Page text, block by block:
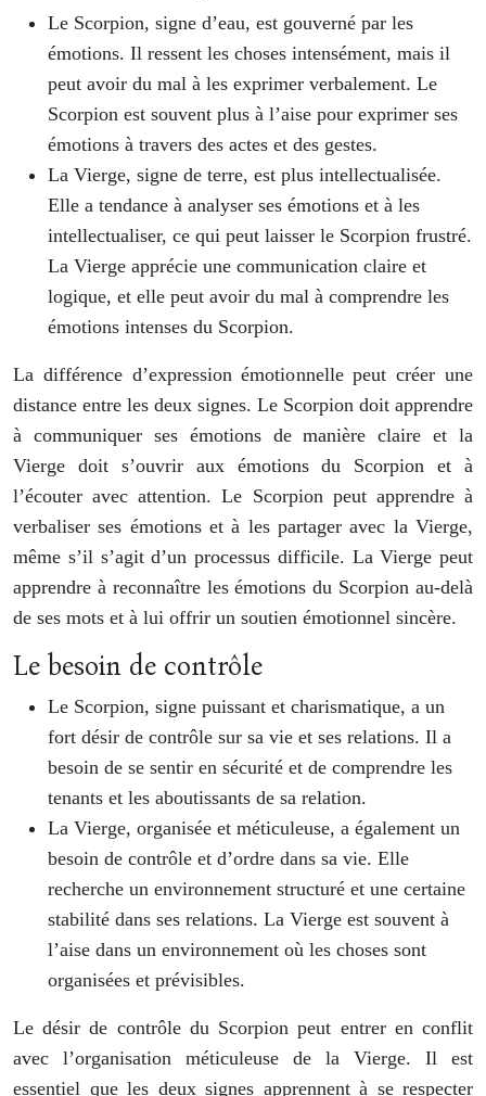
Le Scorpion, signe d’eau, est gouverné par les
émotions. Il ressent les choses intensément, mais il
peut avoir du mal à les exprimer verbalement. Le
Scorpion est souvent plus à l’aise pour exprimer ses
émotions à travers des actes et des gestes.
La Vierge, signe de terre, est plus intellectualisée.
Elle a tendance à analyser ses émotions et à les
intellectualiser, ce qui peut laisser le Scorpion frustré.
La Vierge apprécie une communication claire et
logique, et elle peut avoir du mal à comprendre les
émotions intenses du Scorpion.
La différence d’expression émotionnelle peut créer une
distance entre les deux signes. Le Scorpion doit apprendre
à communiquer ses émotions de manière claire et la
Vierge doit s’ouvrir aux émotions du Scorpion et à
l’écouter avec attention. Le Scorpion peut apprendre à
verbaliser ses émotions et à les partager avec la Vierge,
même s’il s’agit d’un processus difficile. La Vierge peut
apprendre à reconnaître les émotions du Scorpion au-delà
de ses mots et à lui offrir un soutien émotionnel sincère.
Le besoin de contrôle
Le Scorpion, signe puissant et charismatique, a un
fort désir de contrôle sur sa vie et ses relations. Il a
besoin de se sentir en sécurité et de comprendre les
tenants et les aboutissants de sa relation.
La Vierge, organisée et méticuleuse, a également un
besoin de contrôle et d’ordre dans sa vie. Elle
recherche un environnement structuré et une certaine
stabilité dans ses relations. La Vierge est souvent à
l’aise dans un environnement où les choses sont
organisées et prévisibles.
Le désir de contrôle du Scorpion peut entrer en conflit
avec l’organisation méticuleuse de la Vierge. Il est
essentiel que les deux signes apprennent à se respecter